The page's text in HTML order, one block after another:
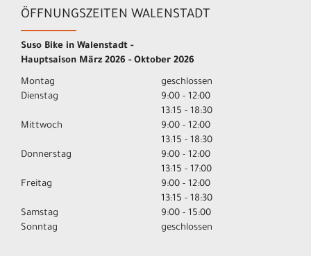
ÖFFNUNGSZEITEN WALENSTADT
Suso Bike in Walenstadt -
Hauptsaison März 2026 - Oktober 2026
Montag
geschlossen
Dienstag
9:00 - 12:00
13:15 - 18:30
Mittwoch
9:00 - 12:00
13:15 - 18:30
Donnerstag
9:00 - 12:00
13:15 - 17:00
Freitag
9:00 - 12:00
13:15 - 18:30
Samstag
9:00 - 15:00
Sonntag
geschlossen